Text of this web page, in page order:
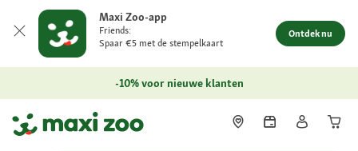
Maxi Zoo-app
Friends:
Spaar €5 met de stempelkaart
Ontdek nu
-10% voor nieuwe klanten